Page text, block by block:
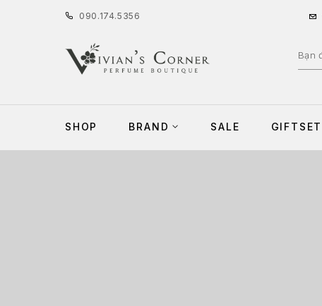
090 .174.5356
SHOP BRAND SALE GIFTSET